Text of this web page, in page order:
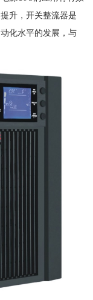
升，开关整流器是
化水平的发展，与